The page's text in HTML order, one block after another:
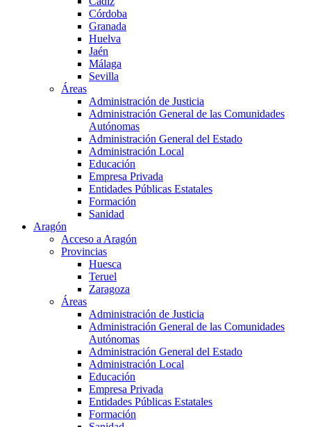
Córdoba
Granada
Huelva
Jaén
Málaga
Sevilla
Áreas
Administración de Justicia
Administración General de las Comunidades
Autónomas
Administración General del Estado
Administración Local
Educación
Empresa Privada
Entidades Públicas Estatales
Formación
Sanidad
Aragón
Acceso a Aragón
Provincias
Huesca
Teruel
Zaragoza
Áreas
Administración de Justicia
Administración General de las Comunidades
Autónomas
Administración General del Estado
Administración Local
Educación
Empresa Privada
Entidades Públicas Estatales
Formación